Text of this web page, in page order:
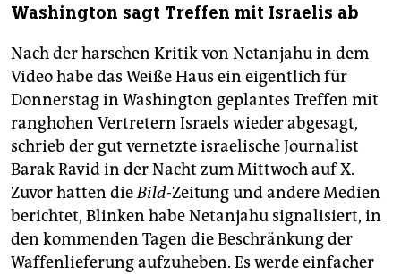
Washington sagt Treffen mit Israelis ab
Nach der harschen Kritik von Netanjahu in dem
Video habe das Weiße Haus ein eigentlich für
Donnerstag in Washington geplantes Treffen mit
ranghohen Vertretern Israels wieder abgesagt,
schrieb der gut vernetzte israelische Journalist
Barak Ravid in der Nacht zum Mittwoch auf X.
Zuvor hatten dieBild-Zeitung und andere Medien
berichtet, Blinken habe Netanjahu signalisiert, in
den kommenden Tagen die Beschränkung der
Waffenlieferung aufzuheben. Es werde einfacher